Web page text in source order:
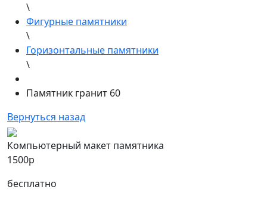
\
Фигурные памятники
\
Горизонтальные памятники
\
Памятник гранит 60
Вернуться назад
Компьютерный макет памятника
1500р
бесплатно